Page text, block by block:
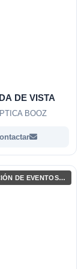
DE VISTA
BOOZ
PRODUCCIÓN DE EVENTOS / ENTRETENIMIENTO